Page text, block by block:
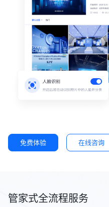
免费体验 在线咨询
管家式全流程服务